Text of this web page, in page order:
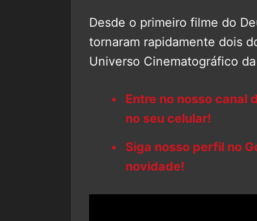
Desde o primeiro filme do
tornaram rapidamente dois
Universo Cinematográfico
Entre no nosso canal
no seu celular!
Siga nosso perfil no
novidade!